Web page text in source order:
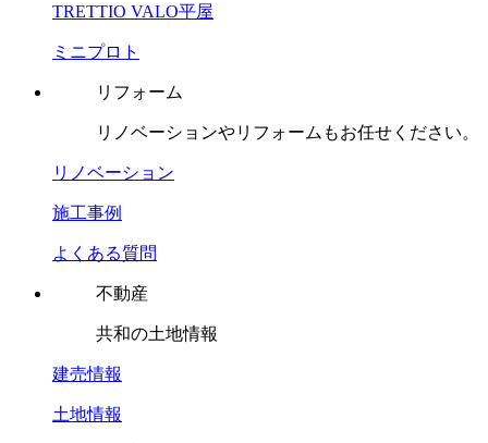
TRETTIO VALO平屋
ミニプロト
リフォーム
リノベーションやリフォームもお任せください。
リノベーション
施工事例
よくある質問
不動産
共和の土地情報
建売情報
土地情報